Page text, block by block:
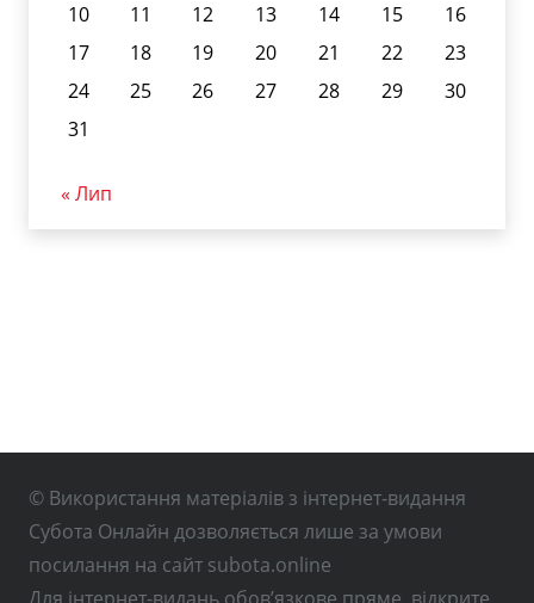
10
11 12 13 14 15
16
17
18 19 20 21 22
23
24
25 26 27 28 29
30
31
« Лип
© Використання матеріалів з інтернет-видання
Субота Онлайн дозволяється лише за умови
посилання на сайт subota.online